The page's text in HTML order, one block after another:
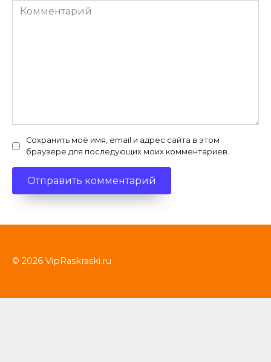
Комментарий
Сохранить моё имя, email и адрес сайта в этом
браузере для последующих моих комментариев.
© 2026 VipRaskraski.ru